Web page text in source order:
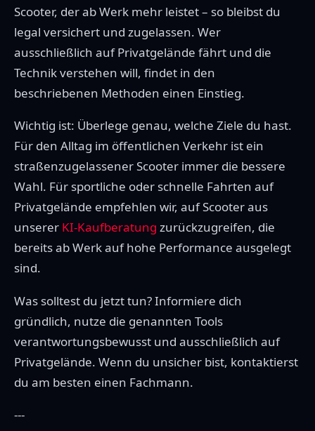
Scooter, der ab Werk mehr leistet – so bleibst du
legal versichert und zugelassen. Wer
ausschließlich auf Privatgelände fährt und die
Technik verstehen will, findet in den
beschriebenen Methoden einen Einstieg.
Wichtig ist: Überlege genau, welche Ziele du hast.
Für den Alltag im öffentlichen Verkehr ist ein
straßenzugelassener Scooter immer die bessere
Wahl. Für sportliche oder schnelle Fahrten auf
Privatgelände empfehlen wir, auf Scooter aus
unserer KI-Kaufberatung zurückzugreifen, die
bereits ab Werk auf hohe Performance ausgelegt
sind.
Was solltest du jetzt tun? Informiere dich
gründlich, nutze die genannten Tools
verantwortungsbewusst und ausschließlich auf
Privatgelände. Wenn du unsicher bist, kontaktierst
du am besten einen Fachmann.
---